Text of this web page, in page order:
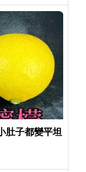
肚子都變平坦